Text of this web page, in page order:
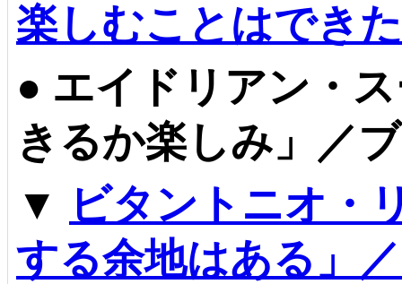
楽しむことはでき
● エイドリアン・
きるか楽しみ」／
▼ ビタントニオ・
する余地はある」